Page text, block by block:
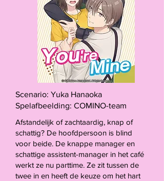
Scenario: Yuka Hanaoka
Spelafbeelding: COMINO-team
Afstandelijk of zachtaardig, knap of
schattig? De hoofdpersoon is blind
voor beide. De knappe manager en
schattige assistent-manager in het café
werkt ze nu parttime. Ze zit tussen de
twee in en heeft de keuze om het hart